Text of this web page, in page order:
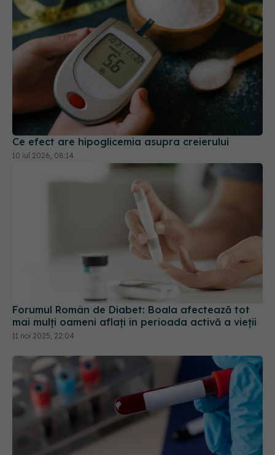
Ce efect are hipoglicemia asupra creierului
10 iul 2026, 08:14
Forumul Român de Diabet: Boala afectează tot
mai mulţi oameni aflaţi în perioada activă a vieţii
11 noi 2025, 22:04